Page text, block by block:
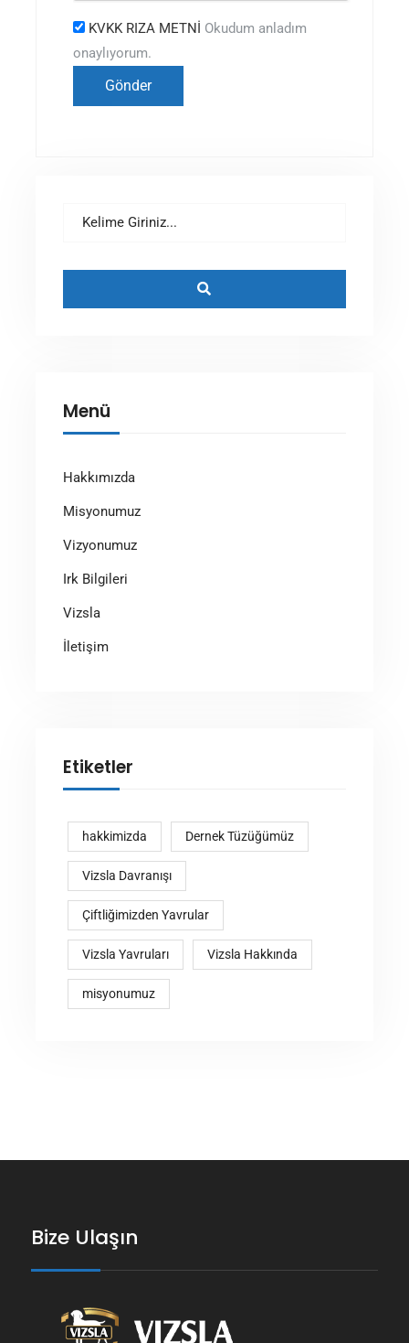
KVKK RIZA METNİ Okudum anladım
onaylıyorum.
Menü
Hakkımızda
Misyonumuz
Vizyonumuz
Irk Bilgileri
Vizsla
İletişim
Etiketler
hakkimizda Dernek Tüzüğümüz
Vizsla Davranışı
Çiftliğimizden Yavrular
Vizsla Yavruları Vizsla Hakkında
misyonumuz
Bize Ulaşın